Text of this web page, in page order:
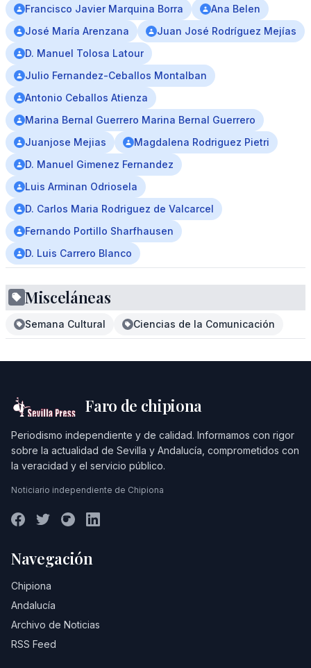
Francisco Javier Marquina Borra
Ana Belen
José María Arenzana
Juan José Rodríguez Mejías
D. Manuel Tolosa Latour
Julio Fernandez-Ceballos Montalban
Antonio Ceballos Atienza
Marina Bernal Guerrero Marina Bernal Guerrero
Juanjose Mejias
Magdalena Rodriguez Pietri
D. Manuel Gimenez Fernandez
Luis Arminan Odriosela
D. Carlos Maria Rodriguez de Valcarcel
Fernando Portillo Sharfhausen
D. Luis Carrero Blanco
Misceláneas
Semana Cultural Ciencias de la Comunicación
Faro de chipiona
Periodismo independiente y de calidad. Informamos con rigor
sobre la actualidad de Sevilla y Andalucía, comprometidos con
la veracidad y el servicio público.
Noticiario independiente de Chipiona
Navegación
Chipiona
Andalucía
Archivo de Noticias
RSS Feed